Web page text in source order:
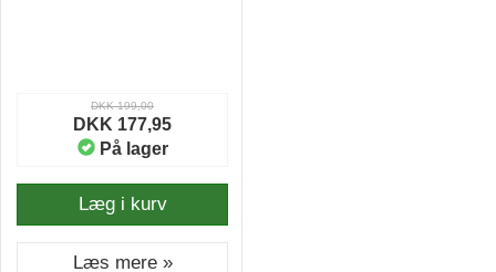
DKK 199,00
DKK 177,95
På lager
Læg i kurv
Læs mere »